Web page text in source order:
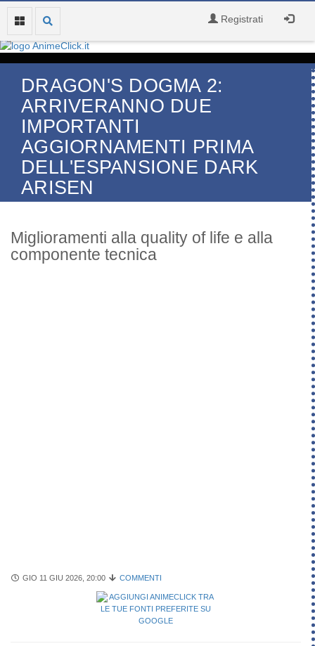
Registrati
DRAGON'S DOGMA 2:
ARRIVERANNO DUE
IMPORTANTI
AGGIORNAMENTI PRIMA
DELL'ESPANSIONE DARK
ARISEN
Miglioramenti alla quality of life e alla
componente tecnica
GIO 11 GIU 2026, 20:00 COMMENTI